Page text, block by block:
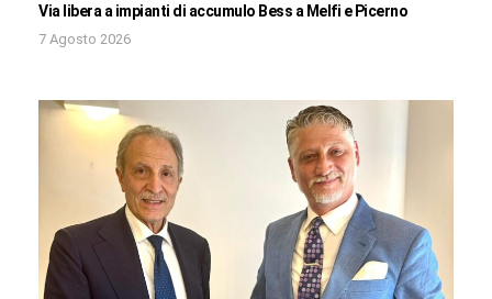
Via libera a impianti di accumulo Bess a Melfi e Picerno
7 Agosto 2026